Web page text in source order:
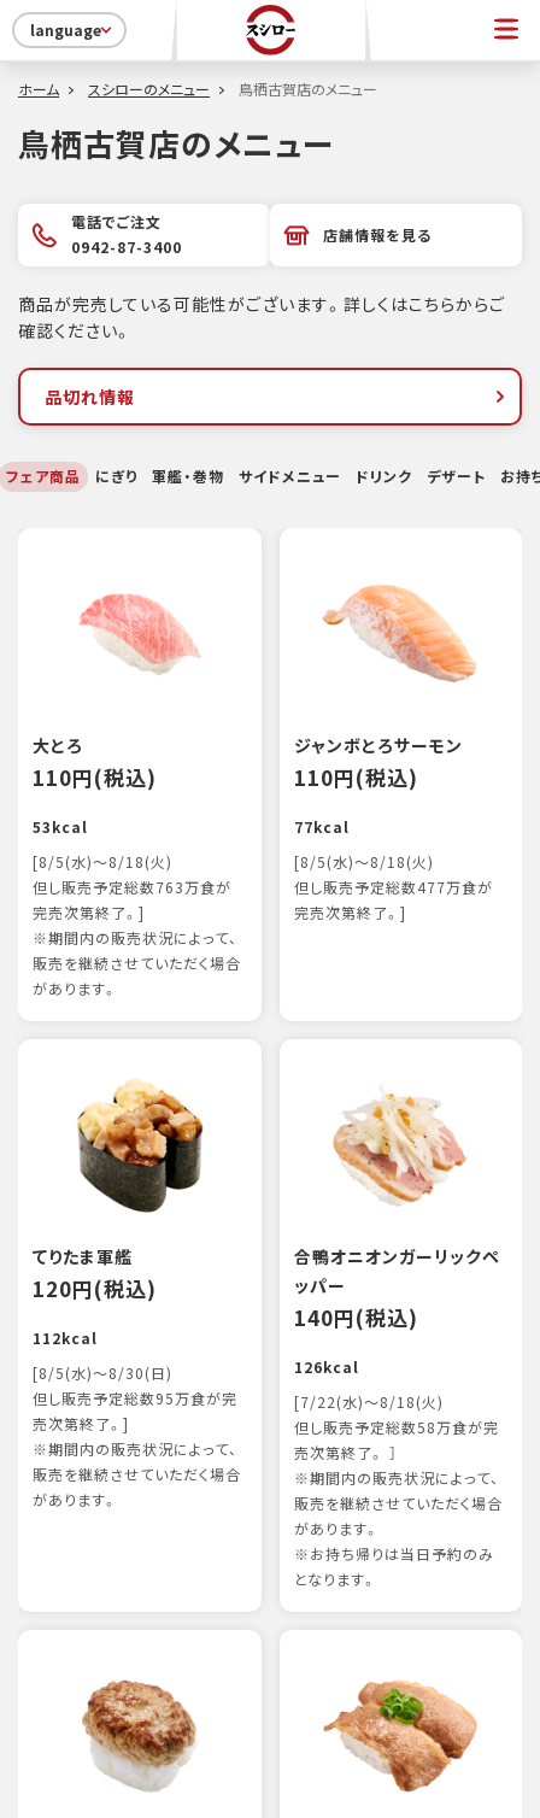
language
ホーム スシローのメニュー 鳥栖古賀店のメニュー
鳥栖古賀店のメニュー
電話でご注文
0942-87-3400
店舗情報を見る
商品が完売している可能性がございます。詳しくはこちらからご
確認ください。
品切れ情報
フェア商品 にぎり 軍艦・巻物 サイドメニュー ドリンク デザート お持
大とろ
110円(税込)
53kcal
[8/5(水)～8/18(火)
但し販売予定総数763万食が
完売次第終了。]
※期間内の販売状況によって、
販売を継続させていただく場合
があります。
ジャンボとろサーモン
110円(税込)
77kcal
[8/5(水)～8/18(火)
但し販売予定総数477万食が
完売次第終了。]
てりたま軍艦
120円(税込)
112kcal
[8/5(水)～8/30(日)
但し販売予定総数95万食が完
売次第終了。]
※期間内の販売状況によって、
販売を継続させていただく場合
があります。
合鴨オニオンガーリックペ
ッパー
140円(税込)
126kcal
[7/22(水)～8/18(火)
但し販売予定総数58万食が完
売次第終了。 ］
※期間内の販売状況によって、
販売を継続させていただく場合
があります。
※お持ち帰りは当日予約のみ
となります。